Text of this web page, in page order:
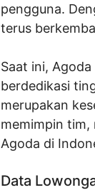
pengguna.
terus
Saat ini,
berdedikasi
merupakan
memimpin tim,
Agoda di
Data